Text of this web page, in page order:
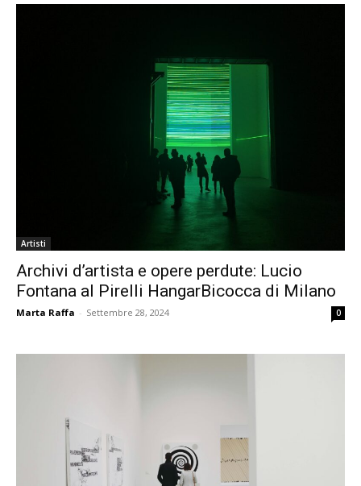
Artisti
Archivi d’artista e opere perdute: Lucio
Fontana al Pirelli HangarBicocca di Milano
Marta Raffa - Settembre 28, 2024 0